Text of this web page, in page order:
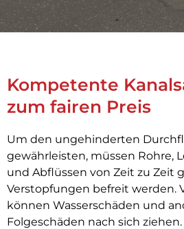
Kompetente
zum fairen Preis
Um den ungehinderten
gewährleisten, müssen Rohre,
und Abflüssen von Zeit zu Zeit
Verstopfungen befreit werden.
können Wasserschäden und
Folgeschäden nach sich